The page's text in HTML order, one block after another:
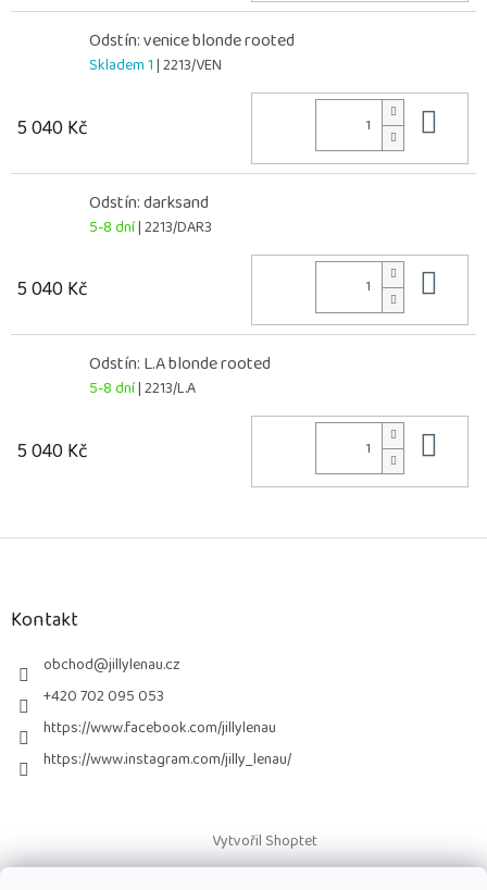
Odstín: venice blonde rooted
Skladem 1| 2213/VEN
5 040 Kč
Odstín: darksand
5-8 dní| 2213/DAR3
5 040 Kč
Odstín: L.A blonde rooted
5-8 dní| 2213/L.A
5 040 Kč
Z
Kontakt
obchod@jillylenau.cz
+420 702 095 053
https://www.facebook.com/jillylenau
https://www.instagram.com/jilly_lenau/
Vytvořil Shoptet